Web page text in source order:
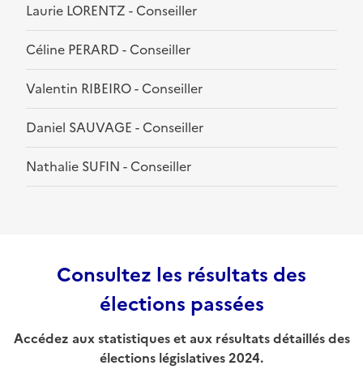
Laurie LORENTZ - Conseiller
Céline PERARD - Conseiller
Valentin RIBEIRO - Conseiller
Daniel SAUVAGE - Conseiller
Nathalie SUFIN - Conseiller
Consultez les résultats des
élections passées
Accédez aux statistiques et aux résultats détaillés des
élections législatives 2024.